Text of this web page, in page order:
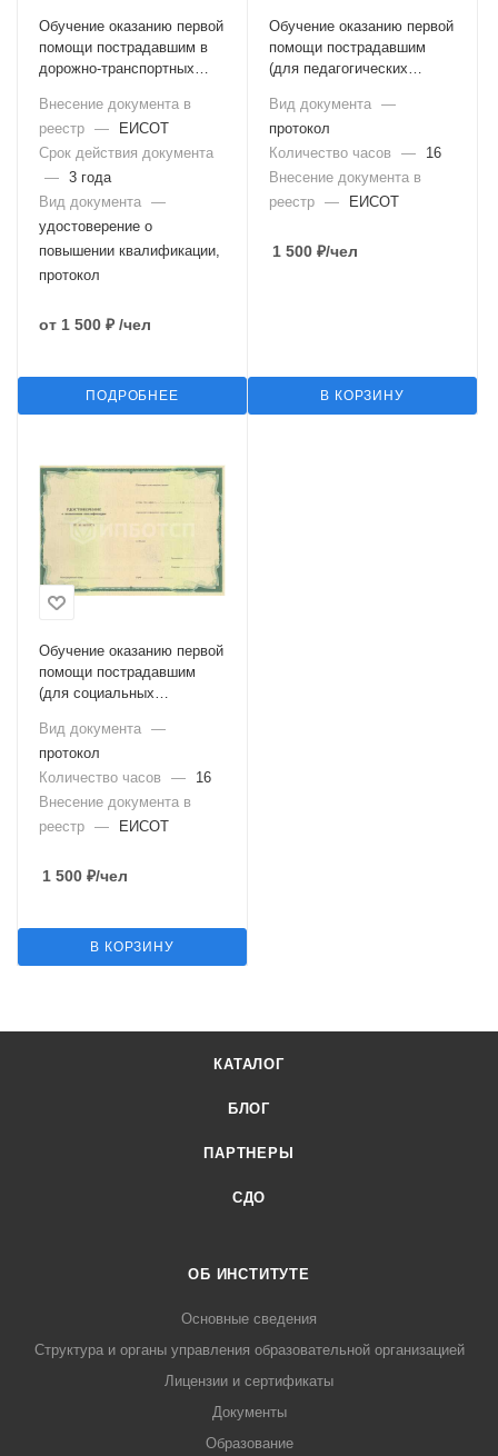
Обучение оказанию первой
помощи пострадавшим в
дорожно-транспортных
водителей транспортных
средств)
Внесение документа в
реестр —
ЕИСОТ
Срок действия документа
— 3 года
Вид документа —
удостоверение о
повышении квалификации,
протокол
от 1 500 ₽ /чел
ПОДРОБНЕЕ
Обучение оказанию первой
помощи пострадавшим
(для педагогических
Вид документа —
протокол
Количество часов
—
16
Внесение документа в
реестр — ЕИСОТ
1 500 ₽/чел
В КОРЗИНУ
Обучение оказанию первой
помощи пострадавшим
(для социальных
Вид документа —
протокол
Количество часов
—
16
Внесение документа в
реестр — ЕИСОТ
1 500 ₽/чел
В КОРЗИНУ
КАТАЛОГ
БЛОГ
ПАРТНЕРЫ
СДО
ОБ ИНСТИТУТЕ
Основные сведения
Структура и органы управления образовательной организацией
Лицензии и сертификаты
Документы
Образование